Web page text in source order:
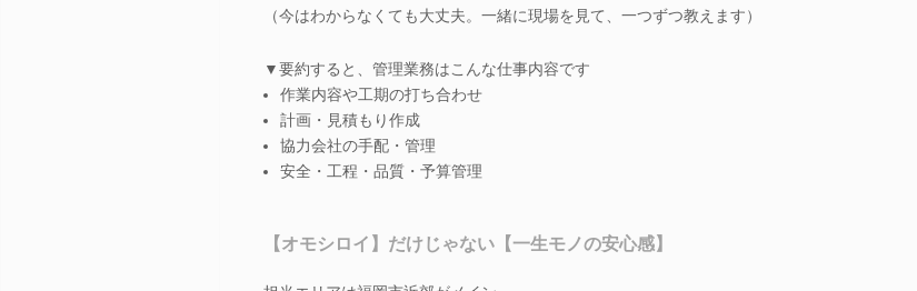
（今はわからなくても大丈夫。一緒に現場を見て、一つずつ教えます）
▼要約すると、管理業務はこんな仕事内容です
作業内容や工期の打ち合わせ
計画・見積もり作成
協力会社の手配・管理
安全・工程・品質・予算管理
【オモシロイ】だけじゃない【一生モノの安心感】